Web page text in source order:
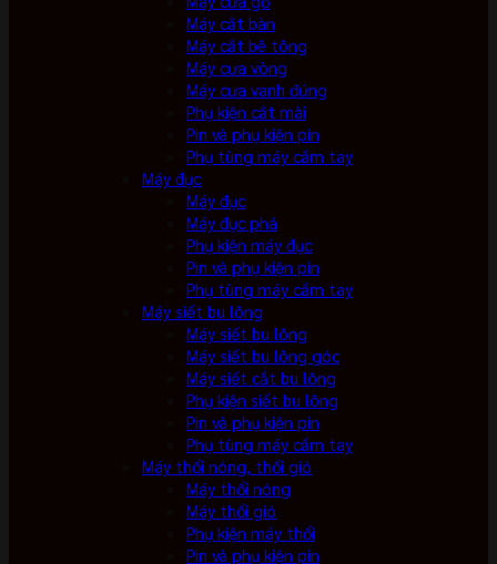
Máy cắt bàn
Máy cắt bê tông
Máy cưa vòng
Máy cưa vanh đứng
Phụ kiện cắt mài
Pin và phụ kiện pin
Phụ tùng máy cầm tay
Máy đục
Máy đục
Máy đục phá
Phụ kiện máy đục
Pin và phụ kiện pin
Phụ tùng máy cầm tay
Máy siết bu lông
Máy siết bu lông
Máy siết bu lông góc
Máy siết cắt bu lông
Phụ kiện siết bu lông
Pin và phụ kiện pin
Phụ tùng máy cầm tay
Máy thổi nóng, thổi gió
Máy thổi nóng
Máy thổi gió
Phụ kiện máy thổi
Pin và phụ kiện pin